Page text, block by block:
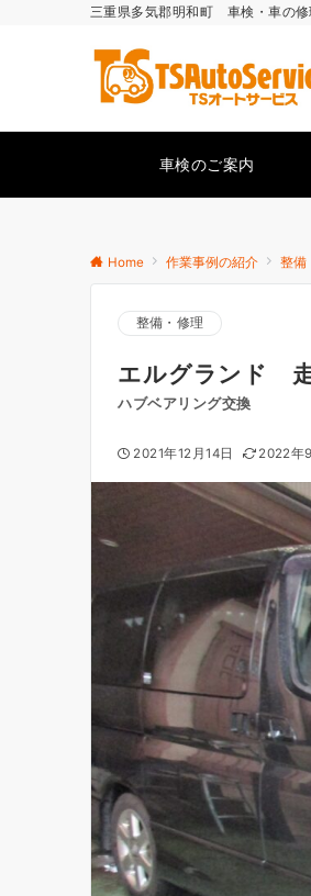
三重県多気郡明和町 車検・車の修
車検のご案内
Home 作業事例の紹介 整備
整備・修理
エルグランド
ハブベアリング交換
2021年12月14日 2022年